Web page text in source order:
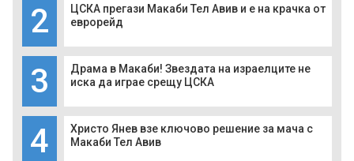
2
ЦСКА прегази Макаби Тел Авив и е на крачка от
еврорейд
3
Драма в Макаби! Звездата на израелците не
иска да играе срещу ЦСКА
4
Христо Янев взе ключово решение за мача с
Макаби Тел Авив